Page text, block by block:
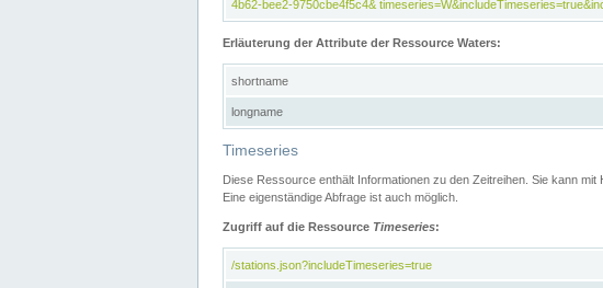
4b62-bee2-9750cbe4f5c4&
Erläuterung der Attribute der Ressource Waters:
shortname
longname
Timeseries
Diese Ressource enthält Informationen zu den Zeitreihen. Sie kann mit
Eine eigenständige Abfrage ist auch möglich.
Zugriff auf die Ressource Timeseries:
/stations.json?includeTimeseries=true